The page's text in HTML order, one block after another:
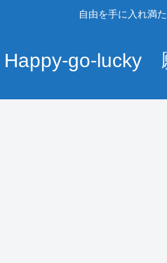
自由を手に入れ満
Happy-go-lucky